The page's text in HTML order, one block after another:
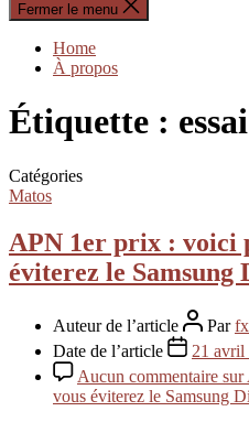
Fermer le menu
Home
À propos
Étiquette : essai
Catégories
Matos
APN 1er prix : voici
éviterez le Samsung
Auteur de l’article Par
Date de l’article
21 avril
Aucun commentaire sur
vous éviterez le Samsung